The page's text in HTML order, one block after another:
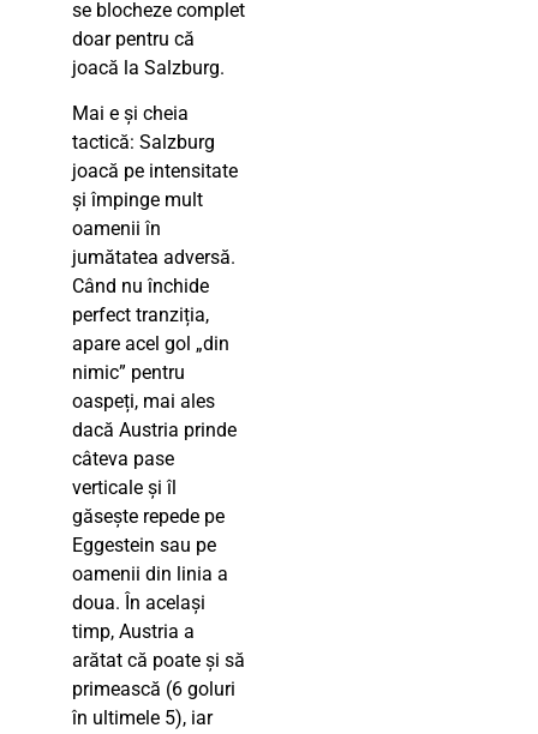
se blocheze complet
doar pentru că
joacă la Salzburg.
Mai e și cheia
tactică: Salzburg
joacă pe intensitate
și împinge mult
oamenii în
jumătatea adversă.
Când nu închide
perfect tranziția,
apare acel gol „din
nimic” pentru
oaspeți, mai ales
dacă Austria prinde
câteva pase
verticale și îl
găsește repede pe
Eggestein sau pe
oamenii din linia a
doua. În același
timp, Austria a
arătat că poate și să
primească (6 goluri
în ultimele 5), iar